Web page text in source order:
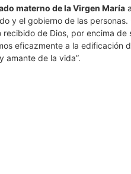
materno de la Virgen María
y el gobierno de las personas.
de Dios, por encima de
eficazmente a la edificación
amante de la vida”.